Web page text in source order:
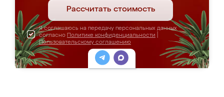
Рассчитать стоимость
Я соглашаюсь на передачу персональных данных
согласно Политике конфиденциальности
Пользовательскому соглашению